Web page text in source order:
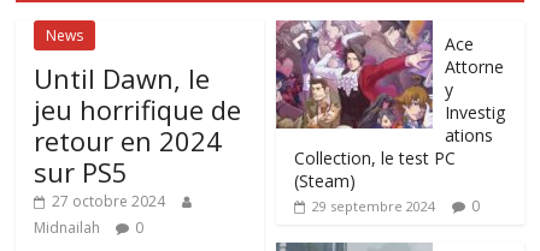
News
Until Dawn, le
jeu horrifique de
retour en 2024
sur PS5
27 octobre 2024
Midnailah
0
Ace
Attorne
y
Investig
ations
Collection, le test PC
(Steam)
29 septembre 2024 0